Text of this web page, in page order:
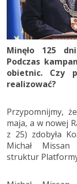
Minęło 125
Podczas
obietnic. Czy
realizować?
Przypomnijmy,
maja, a w nowej
z 25) zdobyła
Michał Missan
struktur